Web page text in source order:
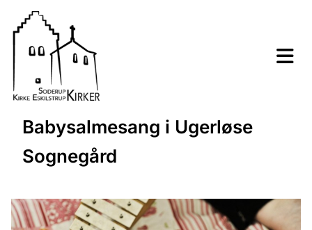
Babysalmesang i Ugerløse
Sognegård